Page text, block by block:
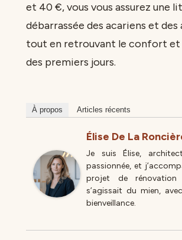
et 40 €, vous vous assurez une
débarrassée des acariens et des
tout en retrouvant le confort et
des premiers jours.
À propos Articles récents
Élise De La
Je suis Élise,
passionnée, et
projet de rénovation
s’agissait du mien,
bienveillance.